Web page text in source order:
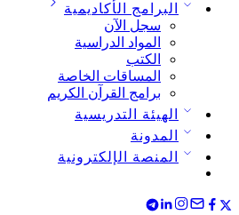
البرامج الأكاديمية
سجل الآن
المواد الدراسية
الكتب
المساقات الخاصة
برامج القرآن الكريم
الهيئة التدريسية
المدونة
المنصة الإلكترونية